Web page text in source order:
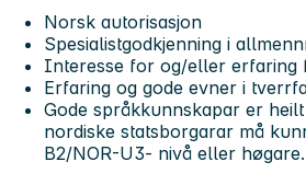
Norsk autorisasjon
Spesialistgodkjenning i
Interesse for og/eller erfaring
Erfaring og gode evner i
Gode språkkunnskapar er
nordiske statsborgarar må
B2/NOR-U3- nivå eller